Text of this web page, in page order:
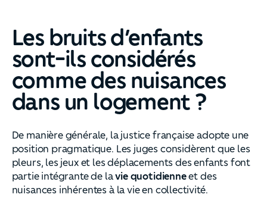
Les bruits d’enfants
sont-ils considérés
comme des nuisances
dans un logement ?
De manière générale, la justice française adopte une
position pragmatique. Les juges considèrent que les
pleurs, les jeux et les déplacements des enfants font
partie intégrante de lavie quotidienneet des
nuisances inhérentes à la vie en collectivité.